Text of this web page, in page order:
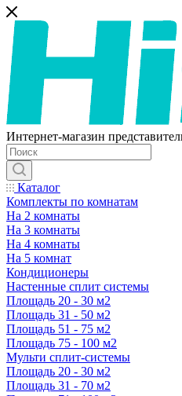
Интернет-магазин
Каталог
Комплекты по комнатам
На 2 комнаты
На 3 комнаты
На 4 комнаты
На 5 комнат
Кондиционеры
Настенные сплит системы
Площадь 20 - 30 м2
Площадь 31 - 50 м2
Площадь 51 - 75 м2
Площадь 75 - 100 м2
Мульти сплит-системы
Площадь 20 - 30 м2
Площадь 31 - 70 м2